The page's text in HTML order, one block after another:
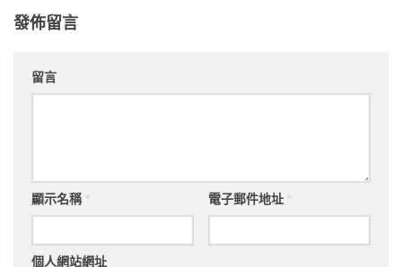
發佈留言
留言
顯示名稱 電子郵件地址
個人網站網址